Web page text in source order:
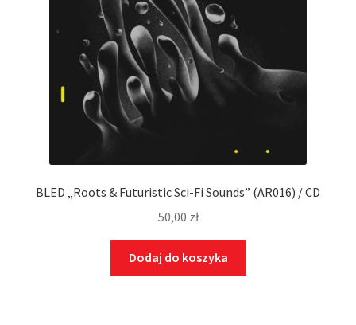
BLED „Roots & Futuristic Sci-Fi Sounds” (AR016) / CD
50,00 zł
Dodaj do koszyka